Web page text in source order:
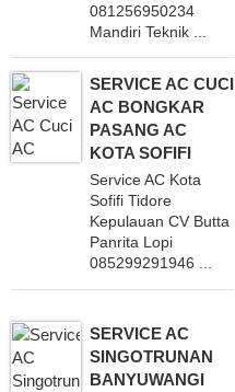
081256950234
Mandiri Teknik ...
SERVICE AC CUCI
AC BONGKAR
PASANG AC
KOTA SOFIFI
Service AC Kota
Sofifi Tidore
Kepulauan CV Butta
Panrita Lopi
085299291946 ...
SERVICE AC
SINGOTRUNAN
BANYUWANGI